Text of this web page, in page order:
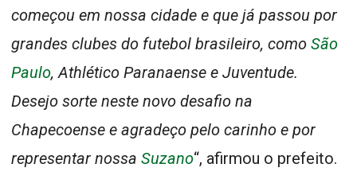
começou em nossa cidade e que já passou por
grandes clubes do futebol brasileiro, como São
Paulo, Athlético Paranaense e Juventude.
Desejo sorte neste novo desafio na
Chapecoense e agradeço pelo carinho e por
representar nossa Suzano“, afirmou o prefeito.